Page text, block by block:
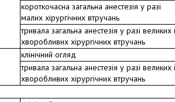
короткочасна загальна анестезія у разі
малих хірургічних втручань
тривала загальна анестезія у разі великих і
хворобливих хірургічних втручань
клінічний огляд
тривала загальна анестезія у разі великих і
хворобливих хірургічних втручань